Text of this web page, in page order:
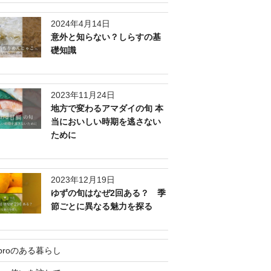
2024年4月14日
意外と知らない？しらすの基
礎知識
2023年11月24日
地方で変わるアマダイの旬 本
当においしい時期を逃さない
ために
2023年12月19日
ゆずの旬はなぜ2回ある？ 季
節ごとに異なる魅力を探る
のある暮らし